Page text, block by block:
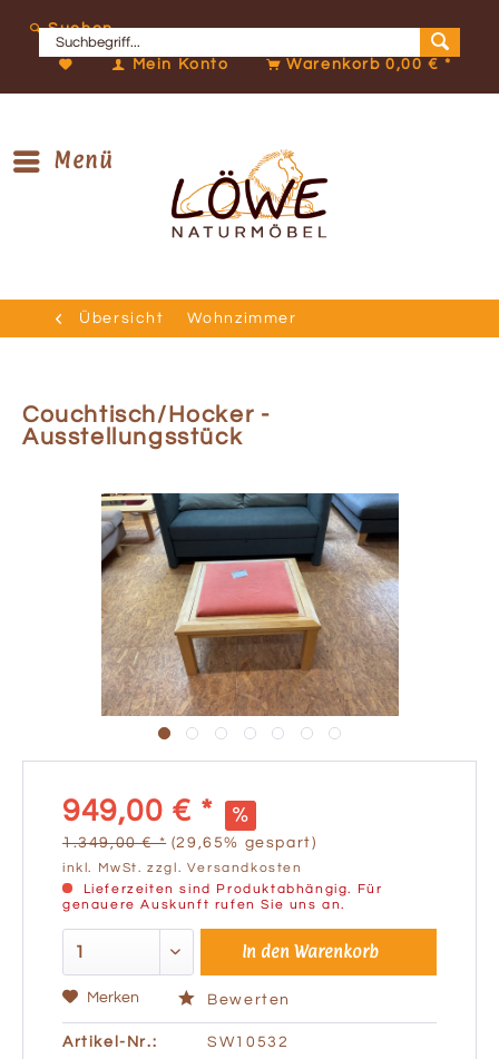
Suchen
Mein Konto Warenkorb0,00 € *
Menü
Übersicht Wohnzimmer
Couchtisch/Hocker -
Ausstellungsstück
949,00 € *
1.349,00 € * (29,65% gespart)
inkl. MwSt.zzgl. Versandkosten
Lieferzeiten sind Produktabhängig. Für
genauere Auskunft rufen Sie uns an.
In den Warenkorb
Merken Bewerten
Artikel-Nr.: SW10532